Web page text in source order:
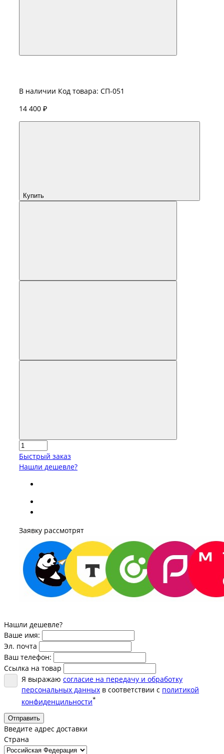
В наличии Код товара: СП-051
14 400 ₽
Купить
Быстрый заказ
Нашли дешевле?
Заявку рассмотрят
Нашли дешевле?
Ваше имя:
Эл. почта
Ваш телефон:
Ссылка на товар
Я выражаю согласие на передачу и обработку
персональных данных в соответствии с политикой
конфиденцильности*
Отправить
Введите адрес доставки
Страна